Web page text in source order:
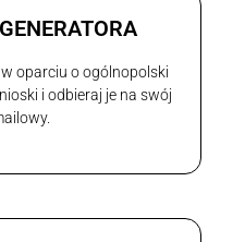
oparciu o ogólnopolski
i odbieraj je na swój